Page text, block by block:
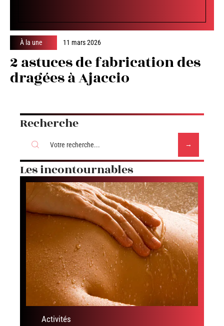
À la une 11 mars 2026
2 astuces de fabrication des
dragées à Ajaccio
Recherche
Les incontournables
Activités